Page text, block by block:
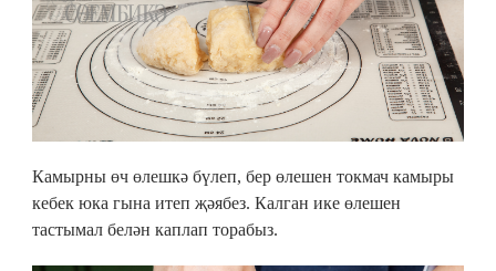
Камырны өч өлешкә бүлеп, бер өлешен токмач камыры
кебек юка гына итеп җәябез. Калган ике өлешен
тастымал белән каплап торабыз.